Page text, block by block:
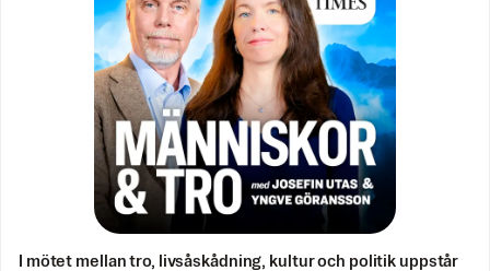
I mötet mellan tro, livsåskådning, kultur och politik uppstår